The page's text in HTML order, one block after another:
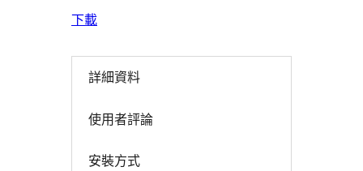
下載
詳細資料
使用者評論
安裝方式